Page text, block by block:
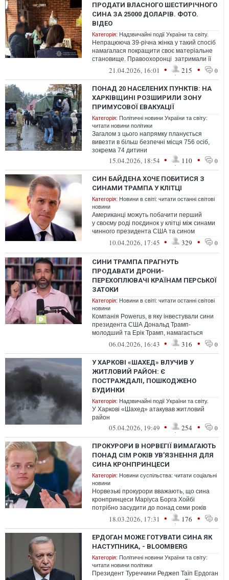
ПРОДАТИ ВЛАСНОГО ШЕСТИРІЧНОГО
СИНА ЗА 25000 ДОЛАРІВ. ФОТО.
ВІДЕО
Категорія: Надзвичайні події України та світу.
Непрацююча 39-річна жінка у такий спосіб
намагалася покращити своє матеріальне
становище. Правоохоронці затримали її
під час передачі коштів. Зловмис...
21.04.2026, 16:01 • 215 • 0
ПОНАД 20 НАСЕЛЕНИХ ПУНКТІВ: НА
ХАРКІВЩИНІ РОЗШИРИЛИ ЗОНУ
ПРИМУСОВОЇ ЕВАКУАЦІЇ
Категорія: Політичні новини України та світу:
читати новини політики
Загалом з цього напрямку планується
вивезти в більш безпечні місця 756 осіб,
зокрема 74 дитини
15.04.2026, 18:54 • 110 • 0
СИН БАЙДЕНА ХОЧЕ ПОБИТИСЯ З
СИНАМИ ТРАМПА У КЛІТЦІ
Категорія: Новини в світі: читати останні світові
новини
Американці можуть побачити перший
у своєму роді поєдинок у клітці між синами
чинного президента США та сином
колишнього президента.
10.04.2026, 17:45 • 329 • 0
СИНИ ТРАМПА ПРАГНУТЬ
ПРОДАВАТИ ДРОНИ-
ПЕРЕХОПЛЮВАЧІ КРАЇНАМ ПЕРСЬКОЇ
ЗАТОКИ
Категорія: Новини в світі: читати останні світові
новини
Компанія Powerus, в яку інвестували сини
президента США Дональд Трамп-
молодший та Ерік Трамп, намагається
продавати свої дрони-
перехоплювачі країнам П...
06.04.2026, 16:43 • 316 • 0
У ХАРКОВІ «ШАХЕД» ВЛУЧИВ У
ЖИТЛОВИЙ РАЙОН: Є
ПОСТРАЖДАЛІ, ПОШКОДЖЕНО
БУДИНКИ
Категорія: Надзвичайні події України та світу.
У Харкові «Шахед» атакував житловий
район
05.04.2026, 19:49 • 254 • 0
ПРОКУРОРИ В НОРВЕГІЇ ВИМАГАЮТЬ
ПОНАД СІМ РОКІВ УВ’ЯЗНЕННЯ ДЛЯ
СИНА КРОНПРИНЦЕСИ
Категорія: Новини суспільства: читати соціальні
новини
Норвезькі прокурори вважають, що сина
кронпринцеси Маріуса Борга Хойбі
потрібно засудити до понад семи років
тюремного ув’язнення за звинуваченнями
18.03.2026, 17:31 • 176 • 0
ЕРДОГАН МОЖЕ ГОТУВАТИ СИНА ЯК
НАСТУПНИКА, - BLOOMBERG
Категорія: Політичні новини України та світу:
читати новини політики
Президент Туреччини Реджеп Таїп Ердоган